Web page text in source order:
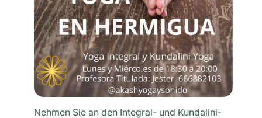
Nehmen Sie an den Integral- und Kundalini-